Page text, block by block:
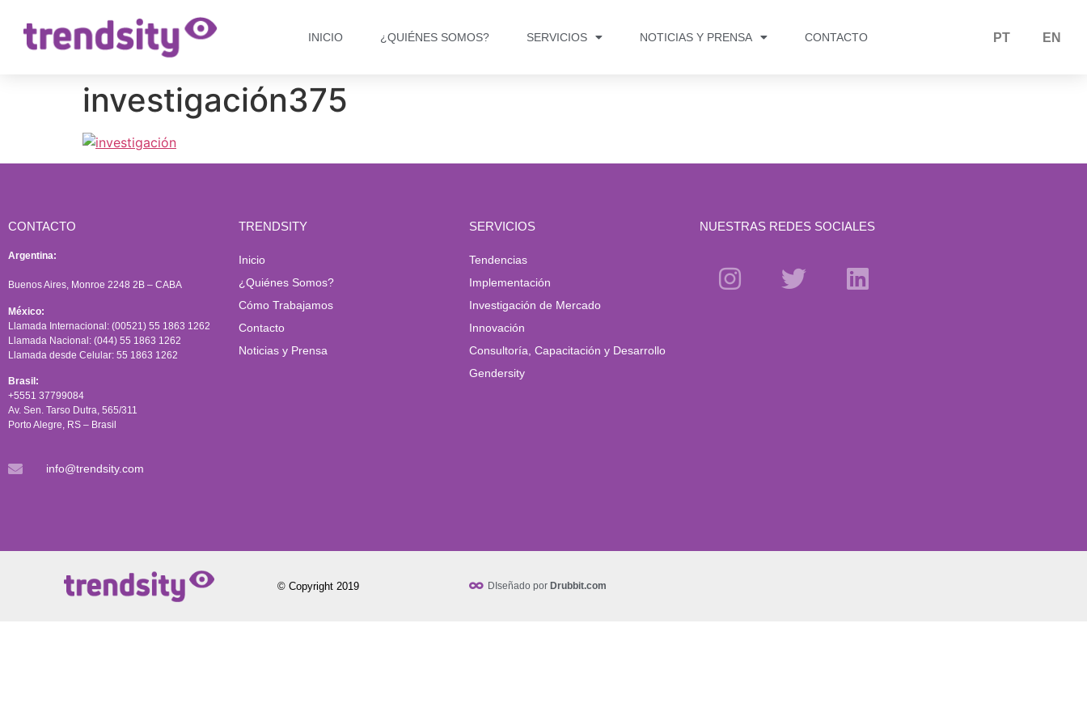
INICIO ¿QUIÉNES SOMOS? SERVICIOS NOTICIAS Y PRENSA CONTACTO PT EN
investigación375
CONTACTO
Argentina:
Buenos Aires, Monroe 2248 2B – CABA
México:
Llamada Internacional: (00521) 55 1863 1262
Llamada Nacional: (044) 55 1863 1262
Llamada desde Celular: 55 1863 1262
Brasil:
+5551 37799084
Av. Sen. Tarso Dutra, 565/311
Porto Alegre, RS – Brasil
info@trendsity.com
TRENDSITY
Inicio
¿Quiénes Somos?
Cómo Trabajamos
Contacto
Noticias y Prensa
SERVICIOS
Tendencias
Implementación
Investigación de Mercado
Innovación
Consultoría, Capacitación y Desarrollo
Gendersity
NUESTRAS REDES SOCIALES
© Copyright 2019 DIseñado por Drubbit.com